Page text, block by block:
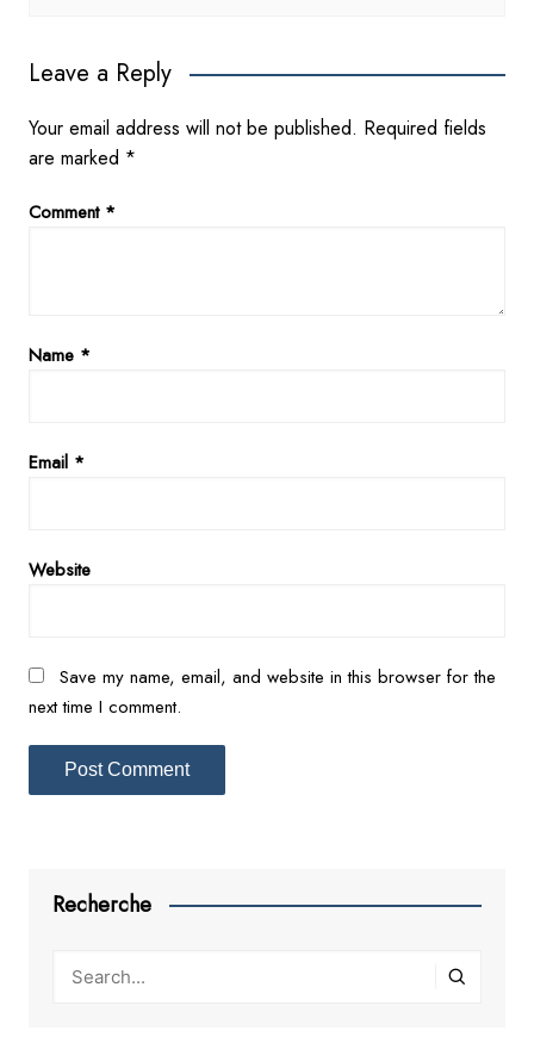
Leave a Reply
Your email address will not be published. Required fields
are marked *
Comment *
Name *
Email *
Website
Save my name, email, and website in this browser for the
next time I comment.
Recherche